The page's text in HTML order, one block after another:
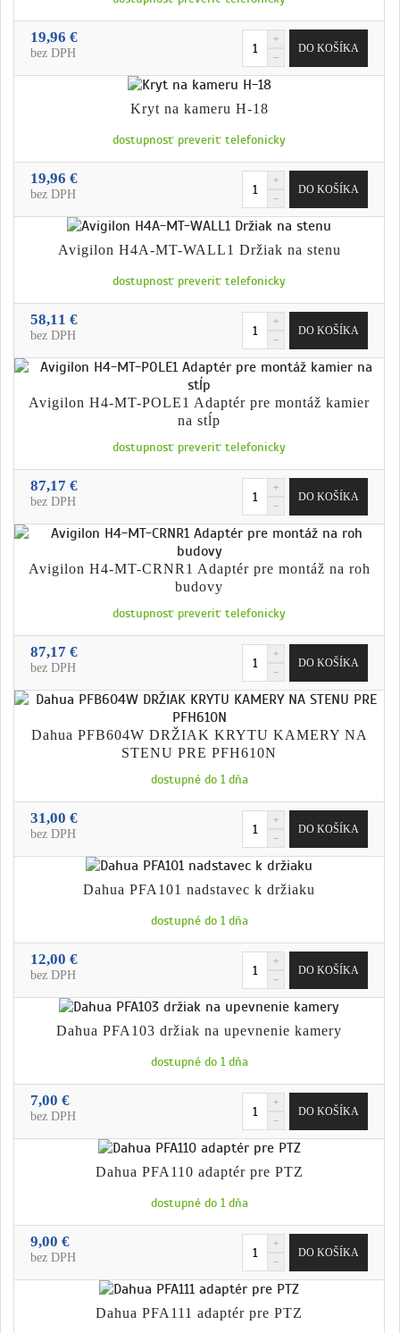
19,96 €
bez DPH
Kryt na kameru H-18
dostupnosť preveriť telefonicky
19,96 €
bez DPH
Avigilon H4A-MT-WALL1 Držiak na stenu
dostupnosť preveriť telefonicky
58,11 €
bez DPH
Avigilon H4-MT-POLE1 Adaptér pre montáž kamier
na stĺp
dostupnosť preveriť telefonicky
87,17 €
bez DPH
Avigilon H4-MT-CRNR1 Adaptér pre montáž na roh
budovy
dostupnosť preveriť telefonicky
87,17 €
bez DPH
Dahua PFB604W DRŽIAK KRYTU KAMERY NA
STENU PRE PFH610N
dostupné do 1 dňa
31,00 €
bez DPH
Dahua PFA101 nadstavec k držiaku
dostupné do 1 dňa
12,00 €
bez DPH
Dahua PFA103 držiak na upevnenie kamery
dostupné do 1 dňa
7,00 €
bez DPH
Dahua PFA110 adaptér pre PTZ
dostupné do 1 dňa
9,00 €
bez DPH
Dahua PFA111 adaptér pre PTZ